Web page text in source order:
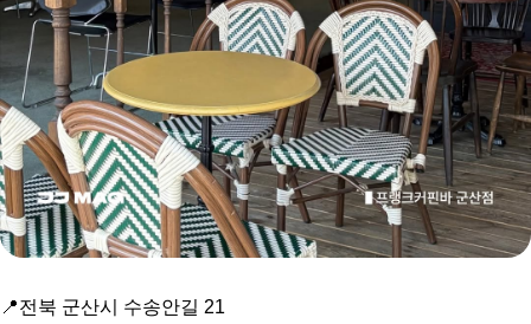
📍전북 군산시 수송안길 21